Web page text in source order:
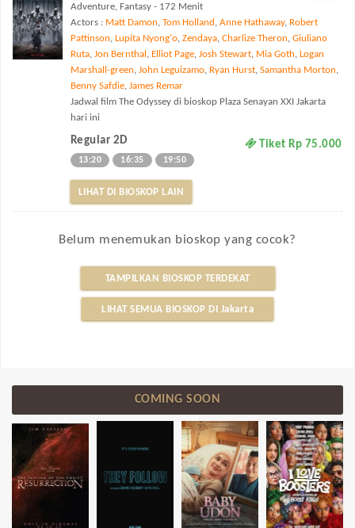
Adventure, Fantasy - 172 Menit
Actors : Matt Damon, Tom Holland , Anne Hathaway, Robert
Pattinson, Lupita Nyong'o, Zendaya, Charlize Theron, Giuliano
Ruta, Jon Bernthal , Elliot Page, Josh Stewart, Mia Goth, Logan
Marshall-green, John Leguizamo, Ryan Hurst, Samantha Morton,
Benny Safdie, James Remar
Jadwal film The Odyssey di bioskop Plaza Senayan XXI Jakarta
hari ini
Regular 2D Tiket Rp 75.000
13:20 16:35 19:50
LIHAT DI BIOSKOP LAIN
Belum menemukan bioskop yang cocok?
TAMPILKAN BIOSKOP TERDEKAT
LIHAT SEMUA BIOSKOP DI Jakarta
COMING SOON